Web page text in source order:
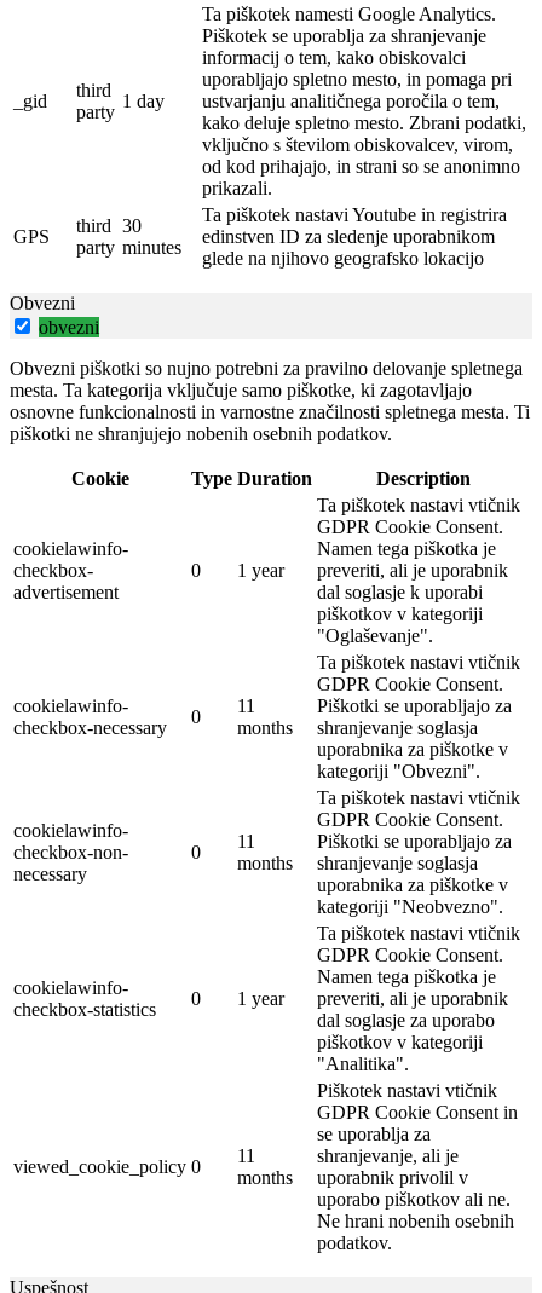
_gid
third
party
1 day
Ta piškotek namesti Google Analytics.
Piškotek se uporablja za shranjevanje
informacij o tem, kako obiskovalci
uporabljajo spletno mesto, in pomaga pri
ustvarjanju analitičnega poročila o tem,
kako deluje spletno mesto. Zbrani podatki,
vključno s številom obiskovalcev, virom,
od kod prihajajo, in strani so se anonimno
prikazali.
GPS
third
party
30
minutes
Ta piškotek nastavi Youtube in registrira
edinstven ID za sledenje uporabnikom
glede na njihovo geografsko lokacijo
Obvezni
obvezni
Obvezni piškotki so nujno potrebni za pravilno delovanje spletnega
mesta. Ta kategorija vključuje samo piškotke, ki zagotavljajo
osnovne funkcionalnosti in varnostne značilnosti spletnega mesta. Ti
piškotki ne shranjujejo nobenih osebnih podatkov.
Cookie Type Duration Description
cookielawinfo-
checkbox-
advertisement
0 1 year
Ta piškotek nastavi vtičnik
GDPR Cookie Consent.
Namen tega piškotka je
preveriti, ali je uporabnik
dal soglasje k uporabi
piškotkov v kategoriji
"Oglaševanje".
cookielawinfo-
checkbox-necessary
0
11
months
Ta piškotek nastavi vtičnik
GDPR Cookie Consent.
Piškotki se uporabljajo za
shranjevanje soglasja
uporabnika za piškotke v
kategoriji "Obvezni".
cookielawinfo-
checkbox-non-
necessary
0
11
months
Ta piškotek nastavi vtičnik
GDPR Cookie Consent.
Piškotki se uporabljajo za
shranjevanje soglasja
uporabnika za piškotke v
kategoriji "Neobvezno".
cookielawinfo-
checkbox-statistics
0 1 year
Ta piškotek nastavi vtičnik
GDPR Cookie Consent.
Namen tega piškotka je
preveriti, ali je uporabnik
dal soglasje za uporabo
piškotkov v kategoriji
"Analitika".
viewed_cookie_policy 0
11
months
Piškotek nastavi vtičnik
GDPR Cookie Consent in
se uporablja za
shranjevanje, ali je
uporabnik privolil v
uporabo piškotkov ali ne.
Ne hrani nobenih osebnih
podatkov.
Uspešnost